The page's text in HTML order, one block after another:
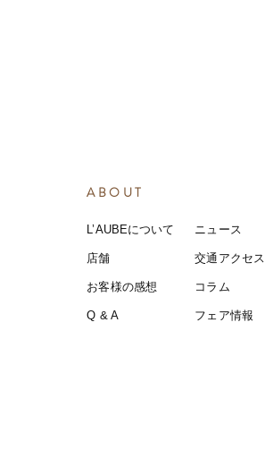
ABOUT
L’AUBEについて
店舗
お客様の感想
​Q & A
​ニュース
​交通アクセス
コラム
​​フェア情報